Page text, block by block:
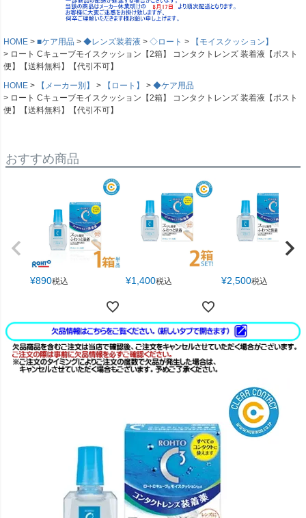
HOME ■ケア用品 ◆レンズ装着液 ◇ロート
【モイスクッション】
ロート Cキューブモイスクッション【2箱】 コンタクトレンズ 装着液【ポスト
便】【送料無料】【代引不可】
HOME
【メーカー別】 【ロート】
◆ケア用品
ロート Cキューブモイスクッション【2箱】 コンタクトレンズ 装着液【ポスト
便】【送料無料】【代引不可】
おすすめ商品
¥890税込 ¥1,400税込 ¥2,500税込